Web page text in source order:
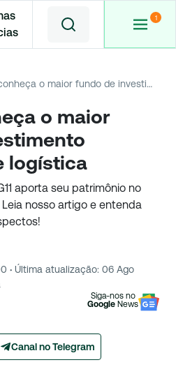
HGLG11: conheça o maior fundo de investimento imobiliário de logística
o maior
logística
aporta seu patrimônio no
nosso artigo e entenda
· Última atualização: 06 Ago
Siga-nos no
Google News
Canal no Telegram